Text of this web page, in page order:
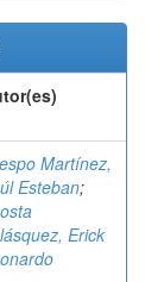
Martínez,
Esteban;
Erick